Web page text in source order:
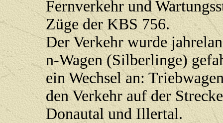
Fernverkehr und
Züge der KBS 756.
Der Verkehr wurde
n-Wagen (Silberlinge)
ein Wechsel an:
den Verkehr auf der
Donautal und Illertal.